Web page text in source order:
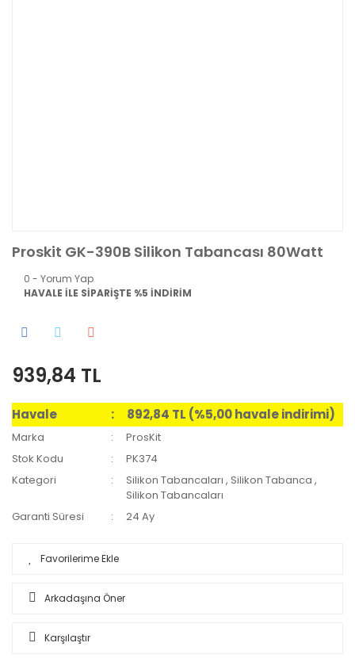
Proskit GK-390B Silikon Tabancası 80Watt
0 - Yorum Yap
HAVALE İLE SİPARİŞTE %5 İNDİRİM
939,84 TL
Havale 892,84 TL (%5,00 havale indirimi)
Marka
ProsKit
Stok Kodu
PK374
Kategori
Silikon Tabancaları ,Silikon Tabanca ,
Silikon Tabancaları
Garanti Süresi
24 Ay
Arkadaşına Öner
Karşılaştır